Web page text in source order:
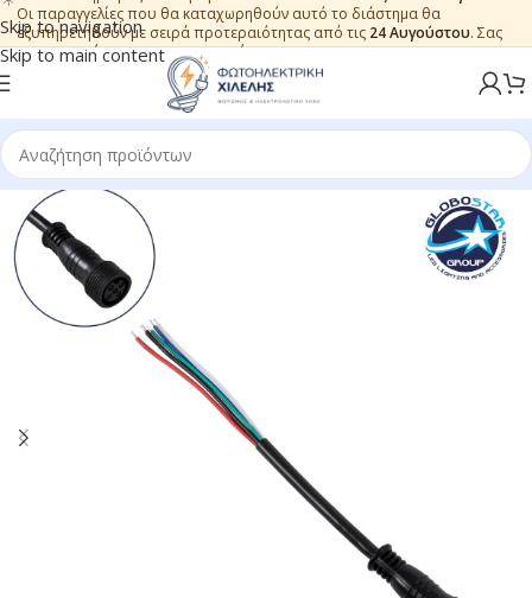
Skip to navigation
Skip to main content
Οι παραγγελίες που θα καταχωρηθούν αυτό το διάστημα θα
εξυπηρετηθούν με σειρά προτεραιότητας από τις 24 Αυγούστου. Σας
ευχαριστούμε για την εμπιστοσύνη.